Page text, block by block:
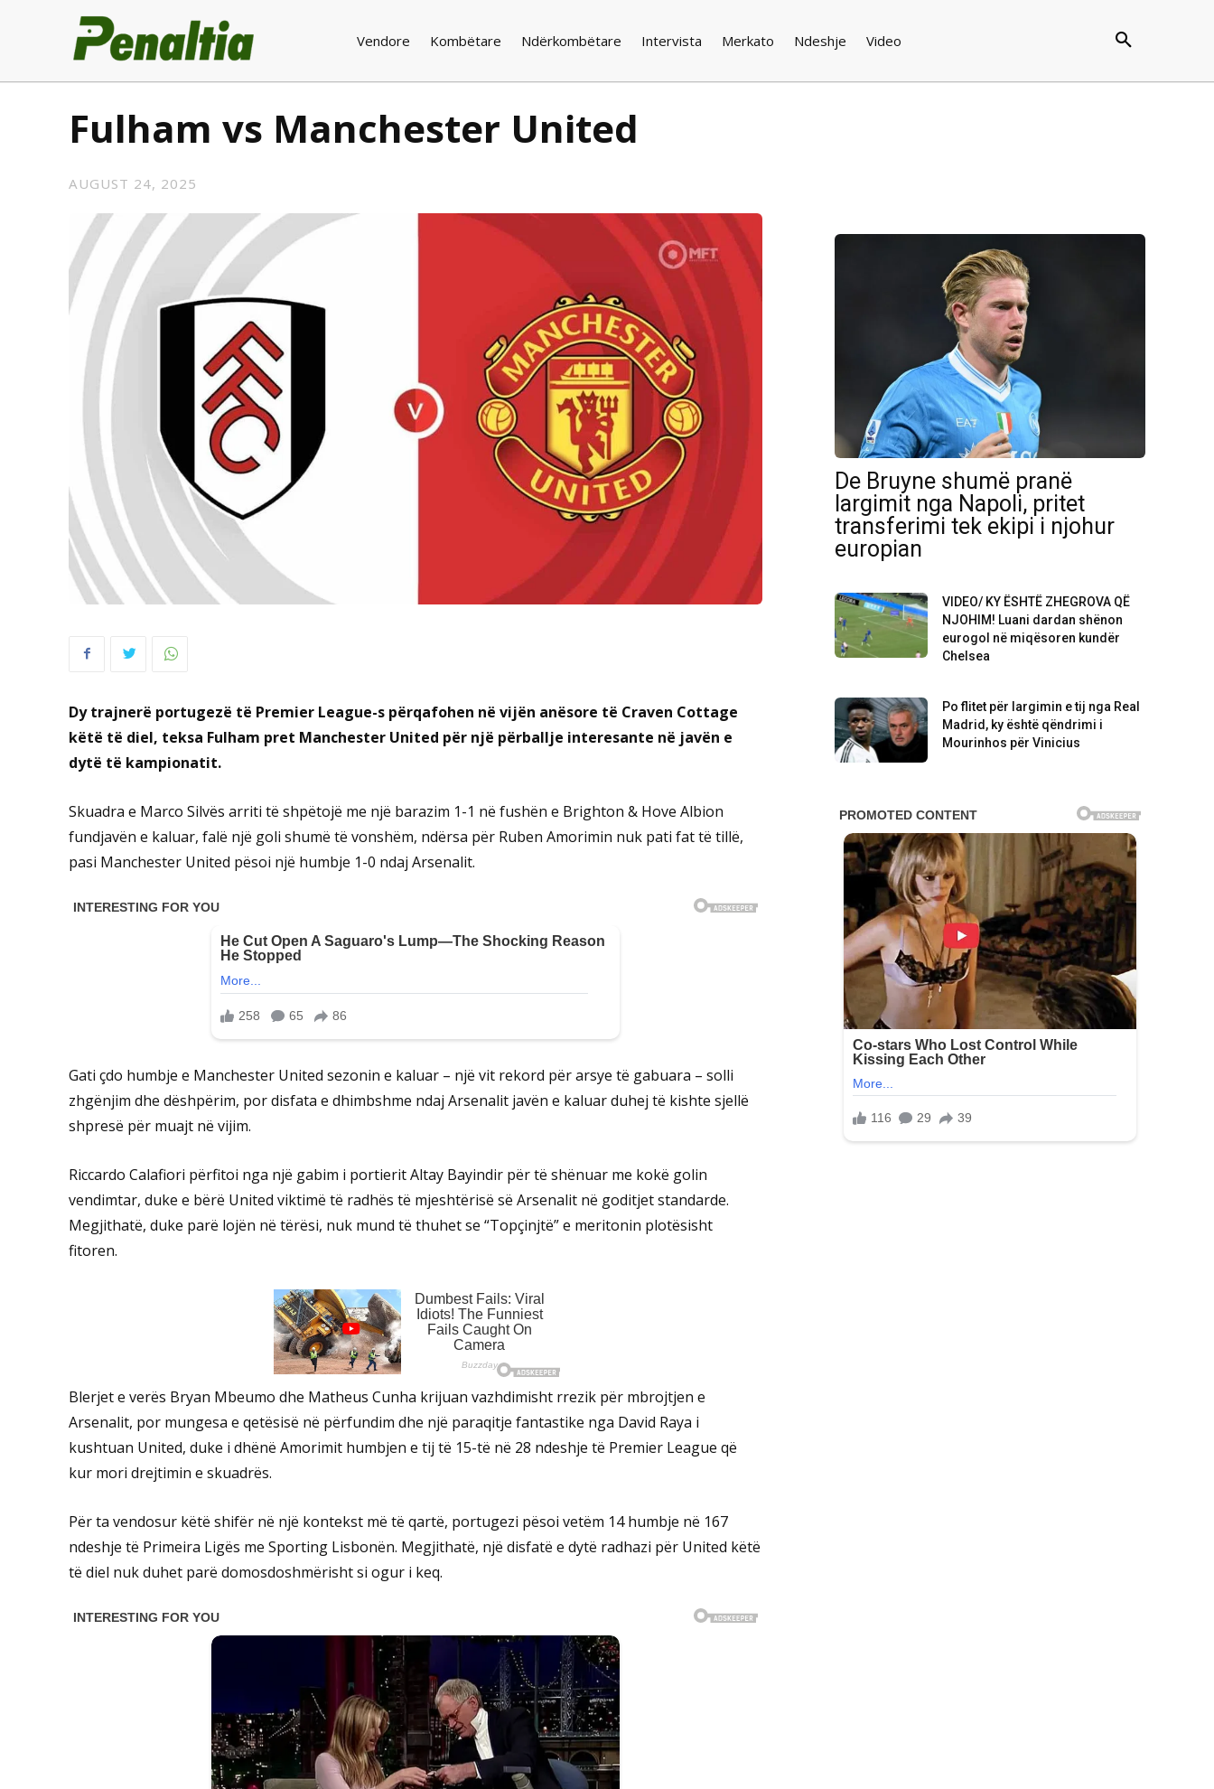
Vendore Kombëtare Ndërkombëtare Intervista Merkato Ndeshje Video
Fulham vs Manchester United
AUGUST 24, 2025
Dy trajnerë portugezë të Premier League-s përqafohen në vijën anësore të Craven Cottage
këtë të diel, teksa Fulham pret Manchester United për një përballje interesante në javën e
dytë të kampionatit.
Skuadra e Marco Silvës arriti të shpëtojë me një barazim 1-1 në fushën e Brighton & Hove Albion
fundjavën e kaluar, falë një goli shumë të vonshëm, ndërsa për Ruben Amorimin nuk pati fat të tillë,
pasi Manchester United pësoi një humbje 1-0 ndaj Arsenalit.
Gati çdo humbje e Manchester United sezonin e kaluar – një vit rekord për arsye të gabuara – solli
zhgënjim dhe dëshpërim, por disfata e dhimbshme ndaj Arsenalit javën e kaluar duhej të kishte sjellë
shpresë për muajt në vijim.
Riccardo Calafiori përfitoi nga një gabim i portierit Altay Bayindir për të shënuar me kokë golin
vendimtar, duke e bërë United viktimë të radhës të mjeshtërisë së Arsenalit në goditjet standarde.
Megjithatë, duke parë lojën në tërësi, nuk mund të thuhet se “Topçinjtë” e meritonin plotësisht
fitoren.
Blerjet e verës Bryan Mbeumo dhe Matheus Cunha krijuan vazhdimisht rrezik për mbrojtjen e
Arsenalit, por mungesa e qetësisë në përfundim dhe një paraqitje fantastike nga David Raya i
kushtuan United, duke i dhënë Amorimit humbjen e tij të 15-të në 28 ndeshje të Premier League që
kur mori drejtimin e skuadrës.
Për ta vendosur këtë shifër në një kontekst më të qartë, portugezi pësoi vetëm 14 humbje në 167
ndeshje të Primeira Ligës me Sporting Lisbonën. Megjithatë, një disfatë e dytë radhazi për United këtë
të diel nuk duhet parë domosdoshmërisht si ogur i keq.
De Bruyne shumë pranë
largimit nga Napoli, pritet
transferimi tek ekipi i njohur
europian
VIDEO/ KY ËSHTË ZHEGROVA QË
NJOHIM! Luani dardan shënon
eurogol në miqësoren kundër
Chelsea
Po flitet për largimin e tij nga Real
Madrid, ky është qëndrimi i
Mourinhos për Vinicius